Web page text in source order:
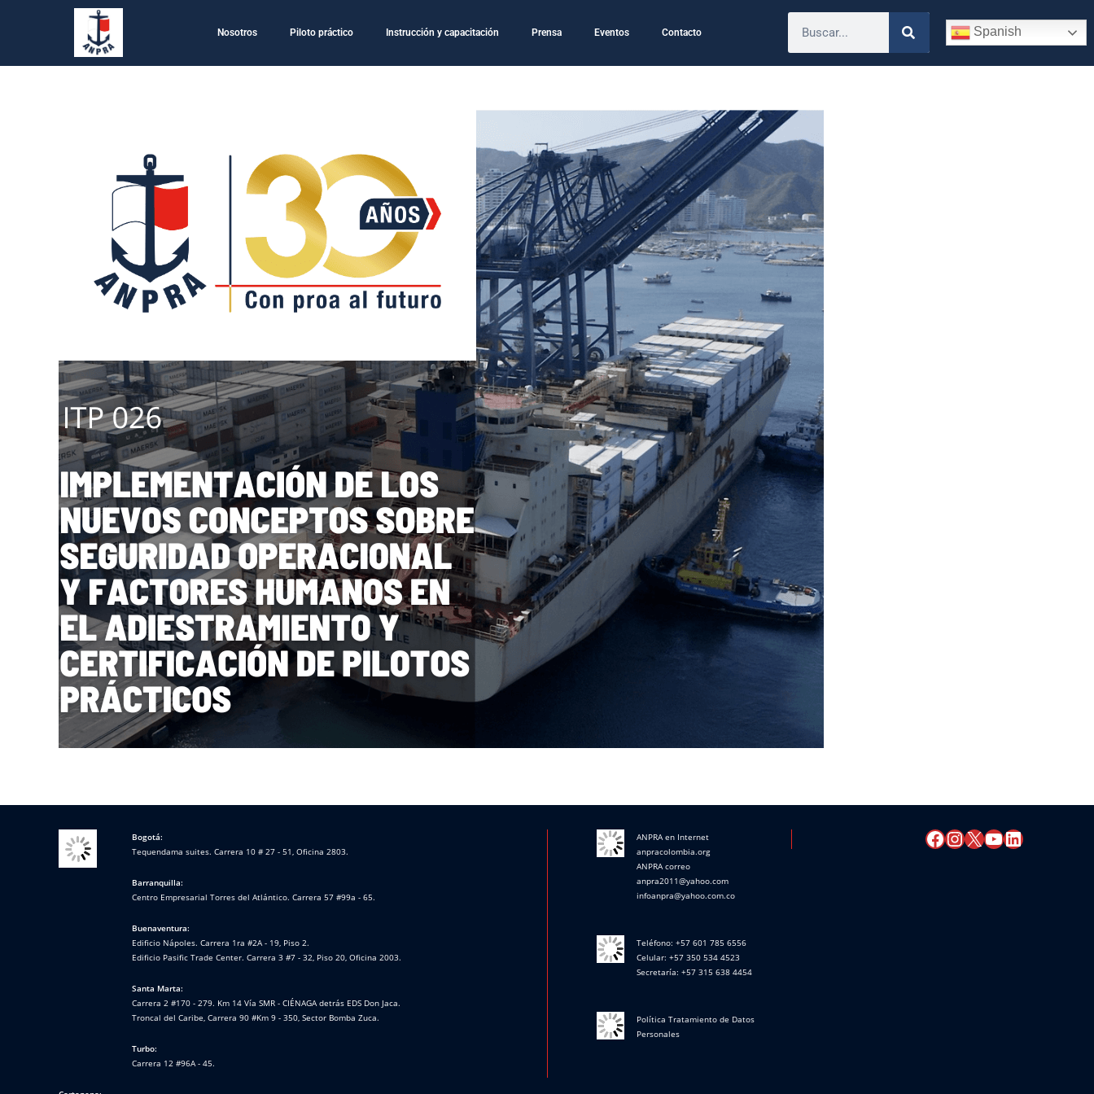
Nosotros Piloto práctico Instrucción y capacitación Prensa Eventos Contacto Spanish
Bogotá:
Tequendama suites. Carrera 10 # 27 - 51, Oficina 2803.
Barranquilla:
Centro Empresarial Torres del Atlántico. Carrera 57 #99a - 65.
Buenaventura:
Edificio Nápoles. Carrera 1ra #2A - 19, Piso 2.
Edificio Pasific Trade Center. Carrera 3 #7 - 32, Piso 20, Oficina 2003.
Santa Marta:
Carrera 2 #170 - 279. Km 14 Vía SMR - CIÉNAGA detrás EDS Don Jaca.
Troncal del Caribe, Carrera 90 #Km 9 - 350, Sector Bomba Zuca.
Turbo:
Carrera 12 #96A - 45.
ANPRA en Internet
anpracolombia.org
ANPRA correo
anpra2011@yahoo.com
infoanpra@yahoo.com.co
Teléfono: +57 601 785 6556
Celular: +57 350 534 4523
Secretaría: +57 315 638 4454
Política Tratamiento de Datos
Personales